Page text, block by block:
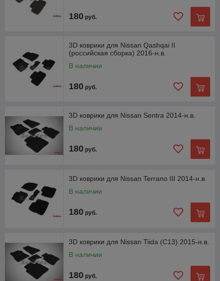
180 руб.
3D коврики для Nissan Qashqai II
(российская сборка) 2016-н.в.
В наличии
180 руб.
3D коврики для Nissan Sentra 2014-н.в.
В наличии
180 руб.
3D коврики для Nissan Terrano III 2014-н.в.
В наличии
180 руб.
3D коврики для Nissan Tiida (C13) 2015-н.в.
В наличии
180 руб.